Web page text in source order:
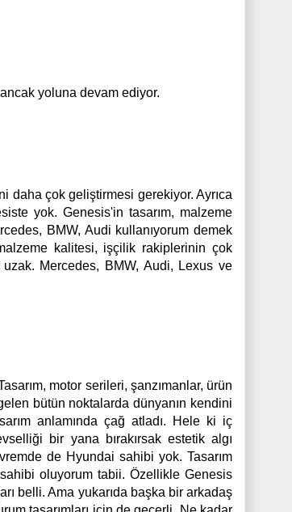
yoluna devam ediyor.
daha çok geliştirmesi gerekiyor. Ayrıca
yok. Genesis'in tasarım, malzeme
BMW, Audi kullanıyorum demek
kalitesi, işçilik rakiplerinin çok
Mercedes, BMW, Audi, Lexus ve
motor serileri, şanzımanlar, ürün
bütün noktalarda dünyanın kendini
anlamında çağ atladı. Hele ki iç
bir yana bırakırsak estetik algı
de Hyundai sahibi yok. Tasarım
oluyorum tabii. Özellikle Genesis
belli. Ama yukarıda başka bir arkadaş